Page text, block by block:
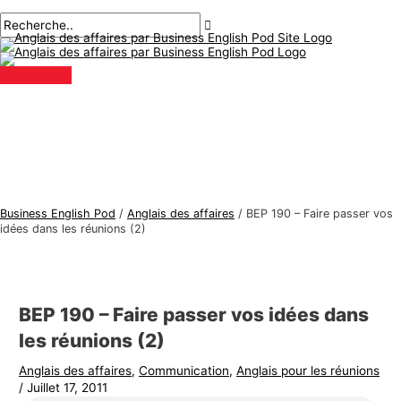
au
contenu
principal
Business English Pod / Anglais des affaires / BEP 190 – Faire passer vos
idées dans les réunions (2)
BEP 190 – Faire passer vos idées dans
les réunions (2)
Anglais des affaires,Communication,Anglais pour les réunions
/Juillet 17, 2011
des
articles
ici..
mail*
S
u
j
e
n
i
s
d
e
R
e
c
h
r